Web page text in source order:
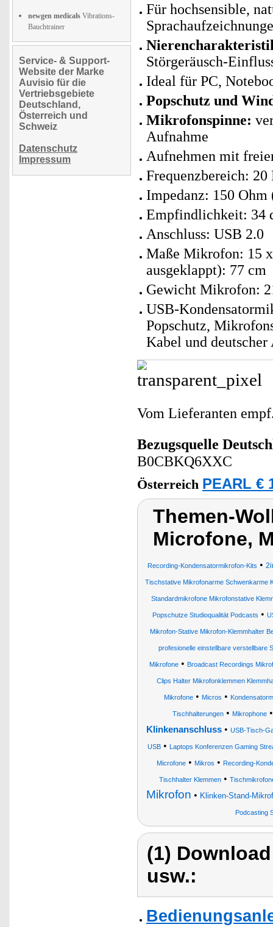
newgen medicals Vibrations-
Bauchtrainer
Service- & Support-
Website der Marke
Auvisio für die
Vertriebsgebiete
Deutschland,
Österreich und
Schweiz
Datenschutz
Impressum
Für hochsensible,
Störgeräusch-
Ideal für PC,
Popschutz und
Mikrofonspinne:
Aufnahme
Aufnehmen mit
Frequenzbereich:
Impedanz: 150
Empfindlichkeit: 34
Anschluss: USB 2.0
Maße Mikrofon: 15
ausgeklappt): 77 cm
Gewicht Mikrofon:
USB-
Popschutz,
Kabel und
Vom Lieferanten
Bezugsquelle
B0CBKQ6XXC
Österreich PEARL €
Themen-
Microfone,
Recording-Kondensatormikrofon-Kits •
Tischstative Mikrofonarme Schwenkarme
Standardmikrofone Mikrofonstative
Popschutze Studioqualität Podcasts •
Mikrofon-Stative Mikrofon-Klemmhalter
profesionelle einstellbare verstellbare
Mikrofone • Broadcast Recordings
Clips Halter Mikrofonklemmen
Mikrofone • Micros •
Tischhalterungen• Mikrophone
Klinkenanschluss • USB-Tisch-
USB • Laptops Konferenzen Gaming
Microfone• Mikros • Recording-
Tischhalter Klemmen•
Mikrofon • Klinken-Stand-
Podcasting
(1)
usw.: